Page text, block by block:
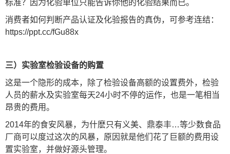
标准？因为化验单位只能告诉你他的化验结果而已。
消费者如何判断产品认证及化验报告的真伪，可参考连结：
https://ppt.cc/fGu88x
三）实验室检验设备的购置
这是一个隐形的成本，除了检验设备高额的设置费外，检验
人员的薪水及实验室每天24小时不停的运作，也是一笔相当
昂贵的费用。
2014年的食安风暴，为什麽只有义美、鼎泰丰…等少数食品
厂商可以度过这次的风暴，原因就是他们花了巨额的费用设
置实验室，并做好源头管理。